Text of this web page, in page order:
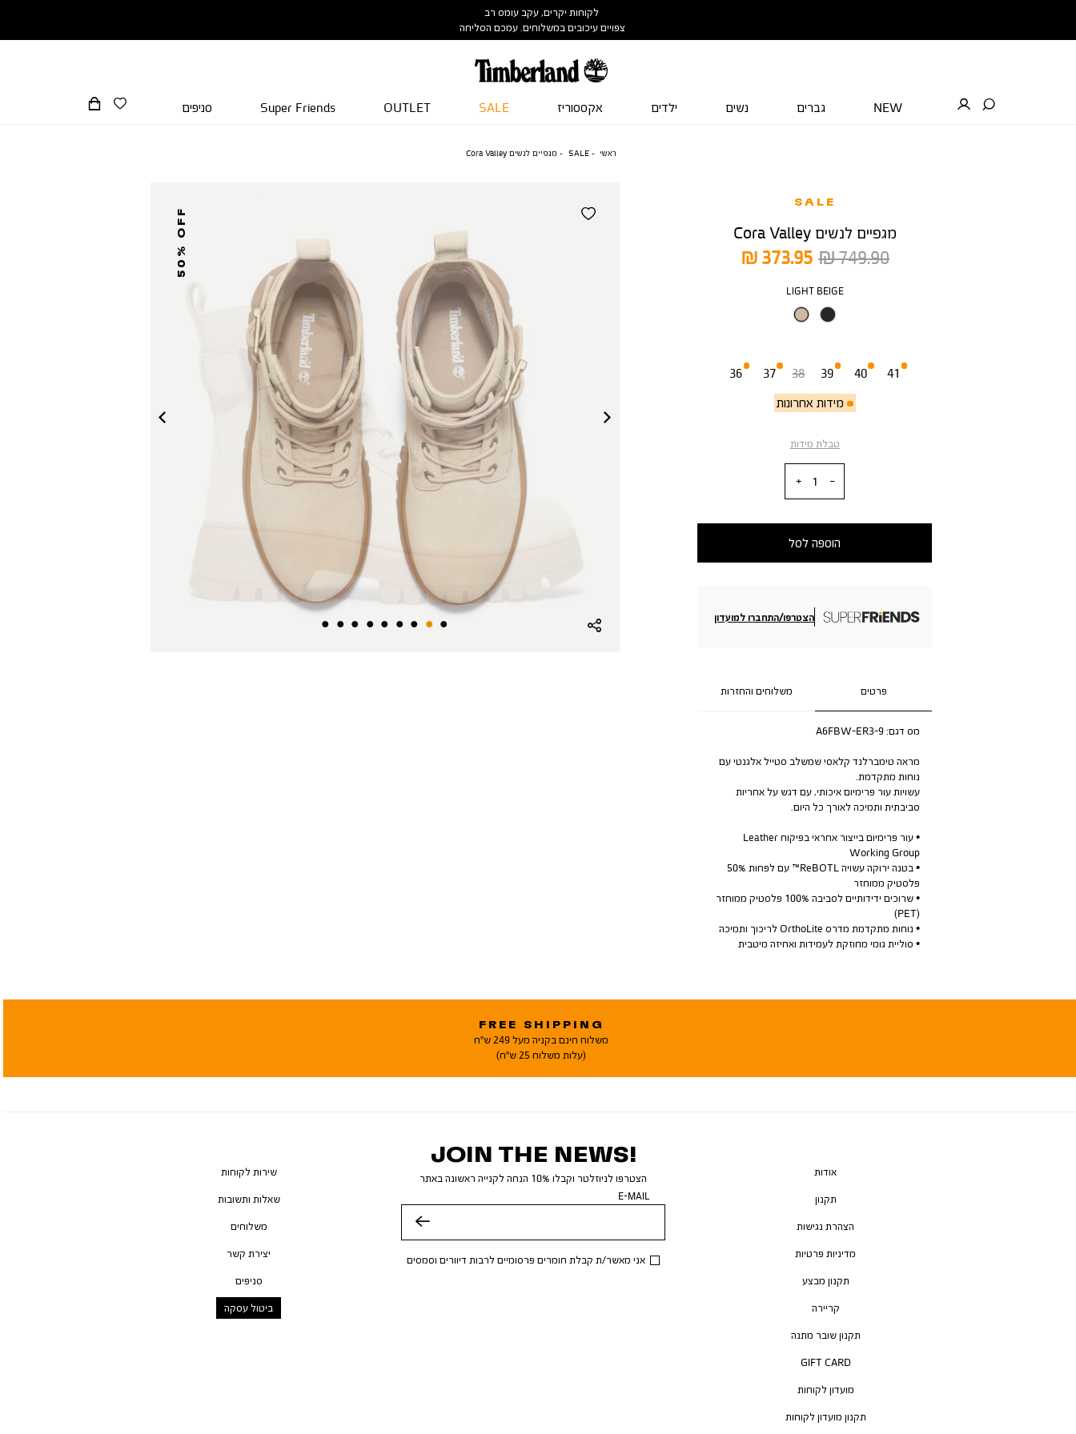
לקוחות יקרים, עקב עומס רב
צפויים עיכובים במשלוחים. עמכם הסליחה
NEW גברים נשים ילדים אקססוריז SALE
OUTLET
Super Friends סניפים
ראשי SALE מגפיים לנשים Cora Valley
50% OFF
SALE
מגפיים לנשים Cora Valley
מחיר
מוצר
373.95 ₪
מחיר
749.90 ₪
צבע
LIGHT BEIGE
36
מידות אחרונות
37 38 39 40 41
טבלת מידות
הוספה לסל
הצטרפו/התחברו למועדון
פרטים משלוחים והחזרות
מס דגם:A6FBW-ER3-9
מראה טימברלנד קלאסי שמשלב סטייל אלגנטי עם
נוחות מתקדמת.
עשויות עור פרימיום איכותי, עם דגש על אחריות
סביבתית ותמיכה לאורך כל היום.
• עור פרימיום בייצור אחראי בפיקוח Leather
Working Group
• בטנה ירוקה עשויה ReBOTL™ עם לפחות 50%
פלסטיק ממוחזר
• שרוכים ידידותיים לסביבה 100% פלסטיק ממוחזר
(PET)
• נוחות מתקדמת מדרס OrthoLite לריכוך ותמיכה
• סוליית גומי מחוזקת לעמידות ואחיזה מיטבית
FREE SHIPPING
משלוח חינם בקניה מעל 249 ש"ח
(עלות משלוח 25 ש"ח)
JOIN THE NEWS!
הצטרפו לניוזלטר וקבלו 10% הנחה לקנייה ראשונה באתר
E-MAIL
אני מאשר/ת קבלת חומרים פרסומיים לרבות דיוורים וסמסים
אודות
תקנון
הצהרת נגישות
מדיניות פרטיות
תקנון מבצע
קריירה
תקנון שובר מתנה
GIFT CARD
מועדון לקוחות
תקנון מועדון לקוחות
שירות לקוחות
שאלות ותשובות
משלוחים
יצירת קשר
סניפים
ביטול עסקה